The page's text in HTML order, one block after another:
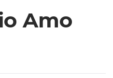
Amo